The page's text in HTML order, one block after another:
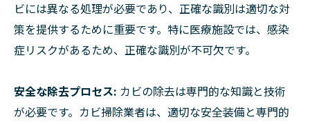
ビには異なる処理が必要であり、正確な識別は適切な対
策を提供するために重要です。特に医療施設では、感染
症リスクがあるため、正確な識別が不可欠です。
安全な除去プロセス: カビの除去は専門的な知識と技術
が必要です。カビ掃除業者は、適切な安全装備と専門的